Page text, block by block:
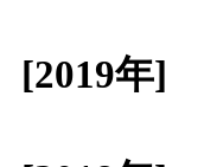
[2019年]